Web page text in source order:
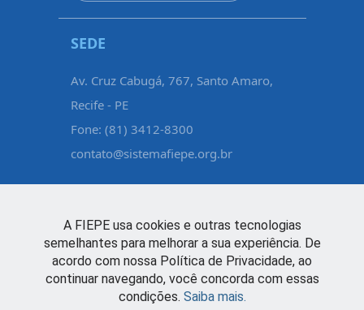
SEDE
Av. Cruz Cabugá, 767, Santo Amaro,
Recife - PE
Fone: (81) 3412-8300
contato@sistemafiepe.org.br
A FIEPE usa cookies e outras tecnologias
semelhantes para melhorar a sua experiência. De
acordo com nossa Política de Privacidade, ao
continuar navegando, você concorda com essas
condições. Saiba mais.